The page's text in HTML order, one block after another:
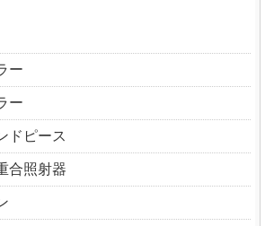
ー
ー
ドピース
合照射器